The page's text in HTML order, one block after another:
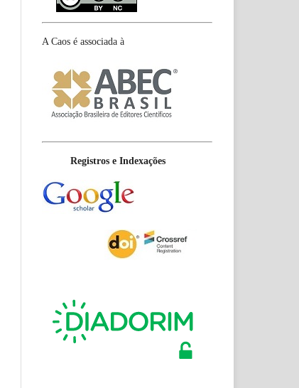
A Caos é associada à
Registros e Indexações